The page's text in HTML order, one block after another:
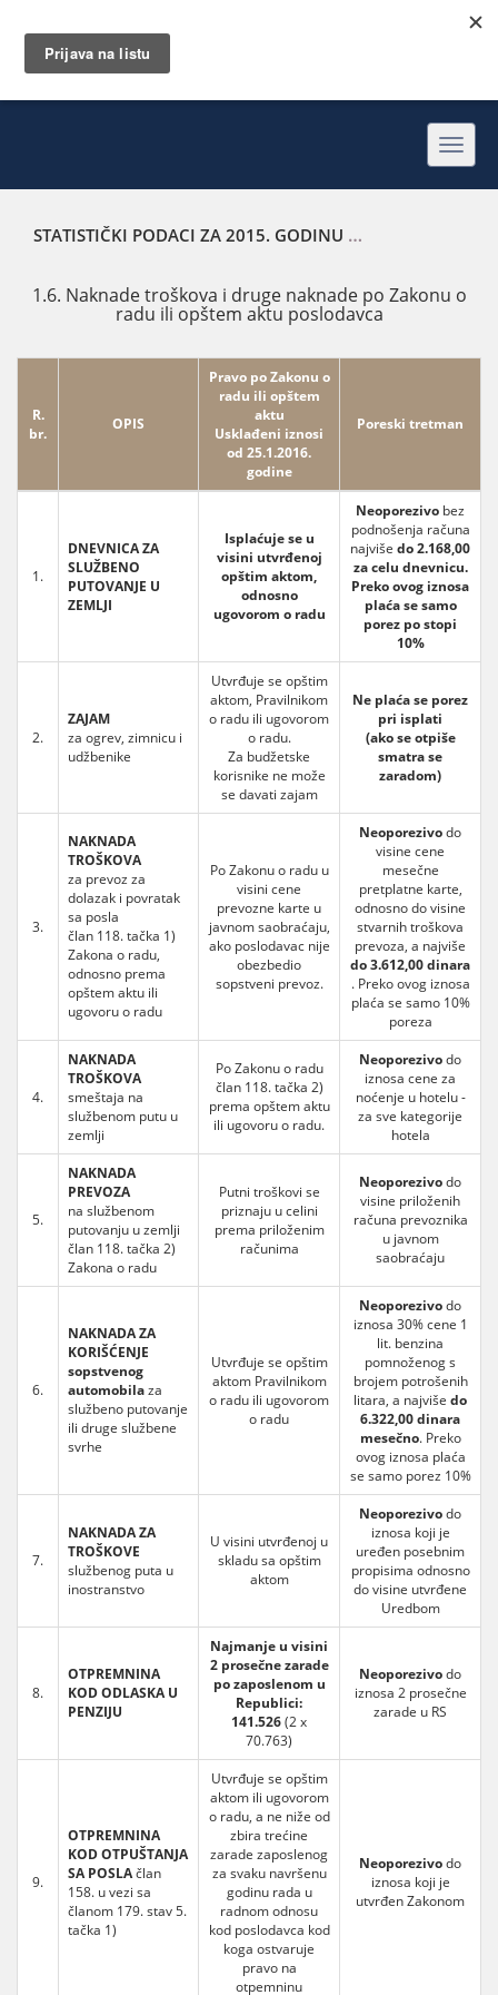
STATISTIČKI PODACI ZA 2015. GODINU
1.6. Naknade troškova i druge naknade po Zakonu o
radu ili opštem aktu poslodavca
R.
br.
OPIS
Pravo po Zakonu o
radu ili opštem
aktu
Usklađeni iznosi
od 25.1.2016.
godine
Poreski tretman
1.
DNEVNICA ZA
SLUŽBENO
PUTOVANJE U
ZEMLJI
Isplaćuje se u
visini utvrđenoj
opštim aktom,
odnosno
ugovorom o radu
Neoporezivo bez
podnošenja računa
najviše do 2.168,00
za celu dnevnicu.
Preko ovog iznosa
plaća se samo
porez po stopi
10%
2.
ZAJAM
za ogrev, zimnicu i
udžbenike
Utvrđuje se opštim
aktom, Pravilnikom
o radu ili ugovorom
o radu.
Za budžetske
korisnike ne može
se davati zajam
Ne plaća se porez
pri isplati
(ako se otpiše
smatra se
zaradom)
3.
NAKNADA
TROŠKOVA
za prevoz za
dolazak i povratak
sa posla
član 118. tačka 1)
Zakona o radu,
odnosno prema
opštem aktu ili
ugovoru o radu
Po Zakonu o radu u
visini cene
prevozne karte u
javnom saobraćaju,
ako poslodavac nije
obezbedio
sopstveni prevoz.
Neoporezivodo
visine cene
mesečne
pretplatne karte,
odnosno do visine
stvarnih troškova
prevoza, a najviše
do 3.612,00 dinara
. Preko ovog iznosa
plaća se samo 10%
poreza
4.
NAKNADA
TROŠKOVA
smeštaja na
službenom putu u
zemlji
Po Zakonu o radu
član 118. tačka 2)
prema opštem aktu
ili ugovoru o radu.
Neoporezivodo
iznosa cene za
noćenje u hotelu -
za sve kategorije
hotela
5.
NAKNADA
PREVOZA
na službenom
putovanju u zemlji
član 118. tačka 2)
Zakona o radu
Putni troškovi se
priznaju u celini
prema priloženim
računima
Neoporezivodo
visine priloženih
računa prevoznika
u javnom
saobraćaju
6.
NAKNADA ZA
KORIŠĆENJE
sopstvenog
automobilaza
službeno putovanje
ili druge službene
svrhe
Utvrđuje se opštim
aktom Pravilnikom
o radu ili ugovorom
o radu
Neoporezivodo
iznosa 30% cene 1
lit. benzina
pomnoženog s
brojem potrošenih
litara, a najviše do
6.322,00 dinara
mesečno. Preko
ovog iznosa plaća
se samo porez 10%
7.
NAKNADA ZA
TROŠKOVE
službenog puta u
inostranstvo
U visini utvrđenoj u
skladu sa opštim
aktom
Neoporezivodo
iznosa koji je
uređen posebnim
propisima odnosno
do visine utvrđene
Uredbom
8.
OTPREMNINA
KOD ODLASKA U
PENZIJU
Najmanje u visini
2 prosečne zarade
po zaposlenom u
Republici:
141.526(2 x
70.763)
Neoporezivodo
iznosa 2 prosečne
zarade u RS
9.
OTPREMNINA
KOD OTPUŠTANJA
SA POSLAčlan
158. u vezi sa
članom 179. stav 5.
tačka 1)
Utvrđuje se opštim
aktom ili ugovorom
o radu, a ne niže od
zbira trećine
zarade zaposlenog
za svaku navršenu
godinu rada u
radnom odnosu
kod poslodavca kod
koga ostvaruje
pravo na
otpemninu
Neoporezivodo
iznosa koji je
utvrđen Zakonom